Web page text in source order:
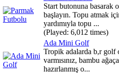
Start butonuna basarak
başlayın. Topu atmak
yardımıyla topu ...
(Played: 6,012 times)
Ada Mini Golf
Tropik adalarda b,r golf
varmısınız, bambu
hazırlanmış o...